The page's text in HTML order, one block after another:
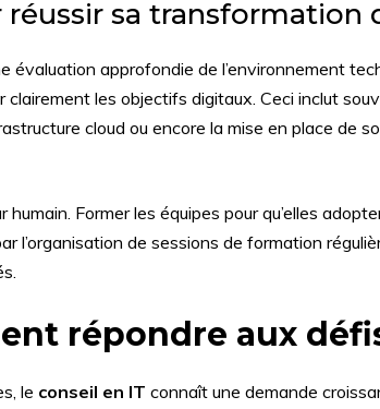
sa transformation
évaluation approfondie de l’environnement
les objectifs digitaux. Ceci inclut
cloud ou encore la mise en place de
Former les équipes pour qu’elles
l’organisation de sessions de formation
répondre aux
le conseil en IT connaît une demande